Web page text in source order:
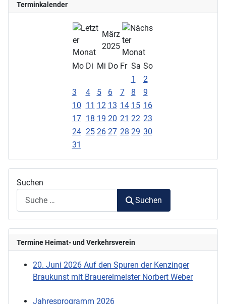
Terminkalender
März
2025
Mo Di Mi Do Fr Sa So
1
2
3
4 5 6 7 8
9
10 11 12 13 14 15 16
17 18 19 20 21 22 23
24 25 26 27 28 29 30
31
Suchen
Suchen
Termine Heimat- und Verkehrsverein
20. Juni 2026 Auf den Spuren der Kenzinger
Braukunst mit Brauereimeister Norbert Weber
Jahresprogramm 2026